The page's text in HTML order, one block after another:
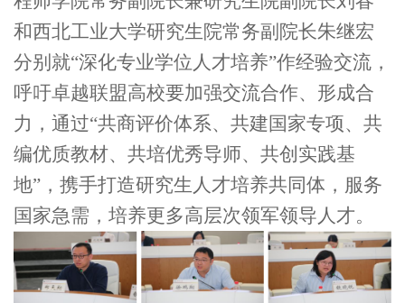
和西北工业大学研究生院常务副院长朱继宏
分别就“深化专业学位人才培养”作经验交流，
呼吁卓越联盟高校要加强交流合作、形成合
力，通过“共商评价体系、共建国家专项、共
编优质教材、共培优秀导师、共创实践基
地”，携手打造研究生人才培养共同体，服务
国家急需，培养更多高层次领军领导人才。